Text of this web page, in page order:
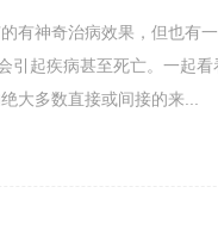
有神奇治病效果，但也有
引起疾病甚至死亡。一起看
大多数直接或间接的来...